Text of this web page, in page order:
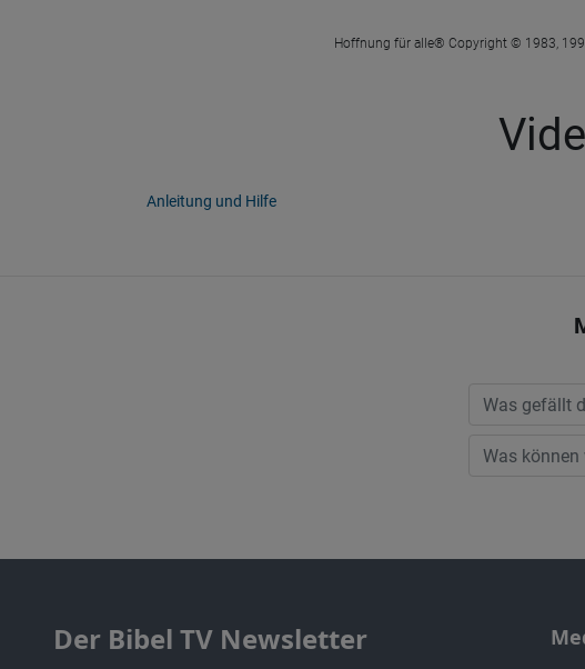
Hoffnung für alle® Copyright © 1983,
Anleitung und Hilfe
Der Bibel TV Newsletter